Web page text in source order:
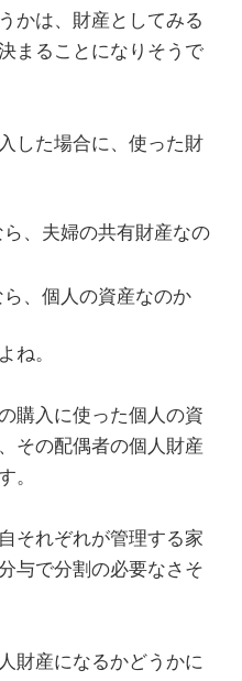
かは、財産としてみる
まることになりそうで
した場合に、使った財
ら、夫婦の共有財産なの
ら、個人の資産なのか
ね。
購入に使った個人の資
その配偶者の個人財産
。
それぞれが管理する家
与で分割の必要なさそ
財産になるかどうかに